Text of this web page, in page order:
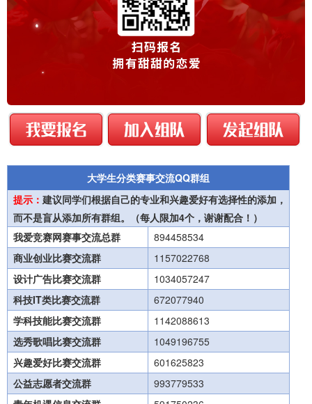
大学生分类赛事交流QQ群组
提示： 建议同学们根据自己的专业和兴趣爱好有选择性的添加，
而不是盲从添加所有群组。（每人限加4个，谢谢配合！）
我爱竞赛网赛事交流总群
894458534
商业创业比赛交流群
1157022768
设计广告比赛交流群
1034057247
科技IT类比赛交流群
672077940
学科技能比赛交流群
1142088613
选秀歌唱比赛交流群
1049196755
兴趣爱好比赛交流群
601625823
公益志愿者交流群
993779533